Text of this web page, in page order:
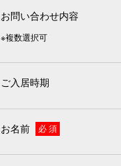
お問い合わせ内容
※複数選択可
ご入居時期
お名前 必 須